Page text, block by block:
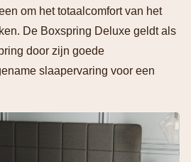
om het totaalcomfort van het
De Boxspring Deluxe geldt als
door zijn goede
slaapervaring voor een